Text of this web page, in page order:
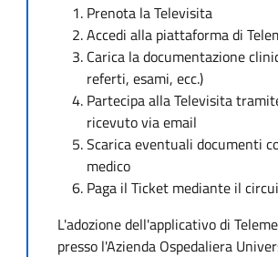
Prenota la Televisita
Accedi alla piattaforma di
Carica la documentazione
referti, esami, ecc.)
Partecipa alla Televisita
ricevuto via email
Scarica eventuali documenti
medico
Paga il Ticket mediante il
L'adozione dell'applicativo di
presso l'Azienda Ospedaliera